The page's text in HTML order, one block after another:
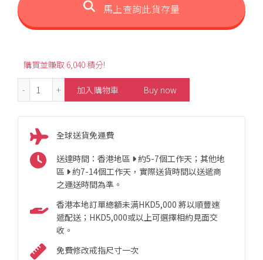
馬上查詢此貨存量
購買並賺取 6,040 積分!
0.85ct Luxury Diamond Ring 數量
加入購物車 Buy now
全球送貨免運費
送達時間：香港地區
約5-7個工作天；其他地
區
約7-14個工作天，實際送貨時間以送遞商
之運送時間為準。
香港本地訂單總額未满HKD5,000 將以順豐速
遞配送；HKD5,000或以上可選擇相約見面交
收。
免費修改戒指尺寸一次